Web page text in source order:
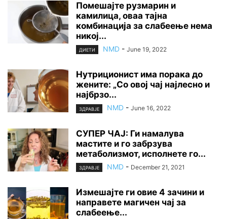
Помешајте рузмарин и
камилица, оваа тајна
комбинација за слабеење нема
никој...
ДИЕТИ NMD - June 19, 2022
Нутриционист има порака до
жените: „Со овој чај најлесно и
најбрзо...
ЗДРАВЈЕ NMD - June 16, 2022
СУПЕР ЧАЈ: Ги намалува
мастите и го забрзува
метаболизмот, исполнете го...
ЗДРАВЈЕ NMD - December 21, 2021
Измешајте ги овие 4 зачини и
направете магичен чај за
слабеење...